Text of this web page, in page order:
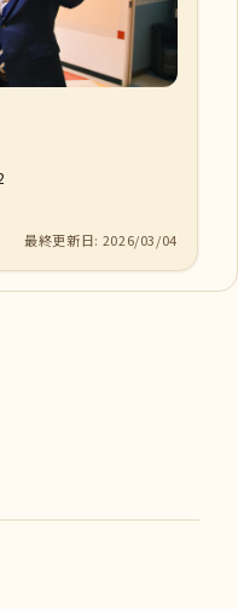
最終更新日: 2026/03/04